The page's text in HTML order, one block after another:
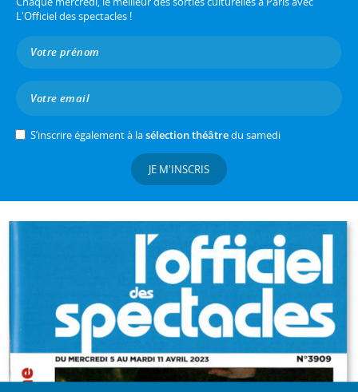
L'Officiel des spectacles !
S’inscrire également à lasélection théâtredu samedi
JE M'INSCRIS